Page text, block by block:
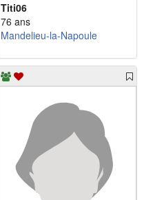
Titi06
76 ans
Mandelieu-la-Napoule